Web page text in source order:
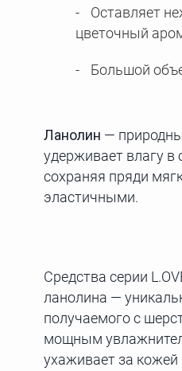
Оставляет
цветочный
Большой
Ланолин —
удерживает влагу в
сохраняя пряди
эластичными.
Средства серии
ланолина —
получаемого с
мощным
ухаживает за